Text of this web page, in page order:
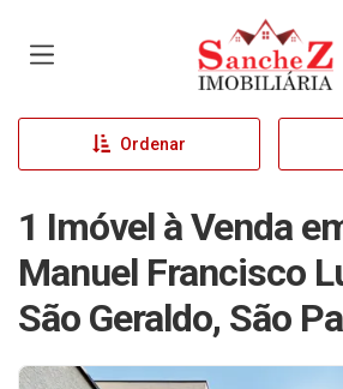
Página inicial
Ordenar
1 Imóvel à Venda
Manuel Francisco
São Geraldo, São